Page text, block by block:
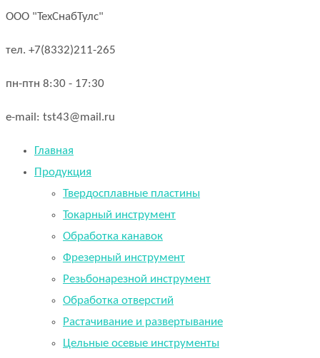
ООО "ТехСнабТулс"
тел. +7(8332)211-265
пн-птн 8:30 - 17:30
e-mail: tst43@mail.ru
Главная
Продукция
Твердосплавные пластины
Токарный инструмент
Обработка канавок
Фрезерный инструмент
Резьбонарезной инструмент
Обработка отверстий
Растачивание и развертывание
Цельные осевые инструменты